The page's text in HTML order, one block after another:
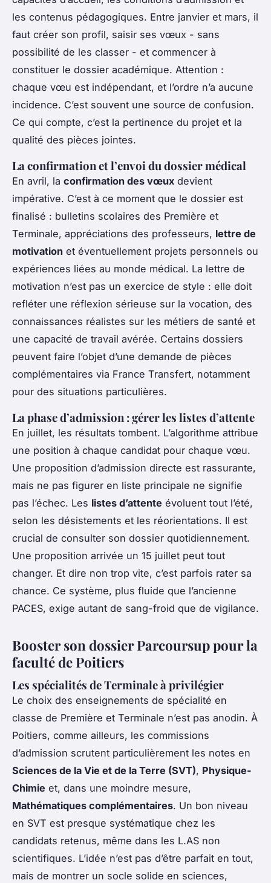
les contenus pédagogiques. Entre janvier et mars, il
faut créer son profil, saisir ses vœux - sans
possibilité de les classer - et commencer à
constituer le dossier académique. Attention :
chaque vœu est indépendant, et l’ordre n’a aucune
incidence. C’est souvent une source de confusion.
Ce qui compte, c’est la pertinence du projet et la
qualité des pièces jointes.
La confirmation et l’envoi du dossier médical
En avril, la confirmation des vœux devient
impérative. C’est à ce moment que le dossier est
finalisé : bulletins scolaires des Première et
Terminale, appréciations des professeurs, lettre de
motivation et éventuellement projets personnels ou
expériences liées au monde médical. La lettre de
motivation n’est pas un exercice de style : elle doit
refléter une réflexion sérieuse sur la vocation, des
connaissances réalistes sur les métiers de santé et
une capacité de travail avérée. Certains dossiers
peuvent faire l’objet d’une demande de pièces
complémentaires via France Transfert, notamment
pour des situations particulières.
La phase d’admission : gérer les listes d’attente
En juillet, les résultats tombent. L’algorithme attribue
une position à chaque candidat pour chaque vœu.
Une proposition d’admission directe est rassurante,
mais ne pas figurer en liste principale ne signifie
pas l’échec. Les listes d’attente évoluent tout l’été,
selon les désistements et les réorientations. Il est
crucial de consulter son dossier quotidiennement.
Une proposition arrivée un 15 juillet peut tout
changer. Et dire non trop vite, c’est parfois rater sa
chance. Ce système, plus fluide que l’ancienne
PACES, exige autant de sang-froid que de vigilance.
Booster son dossier Parcoursup pour la
faculté de Poitiers
Les spécialités de Terminale à privilégier
Le choix des enseignements de spécialité en
classe de Première et Terminale n’est pas anodin. À
Poitiers, comme ailleurs, les commissions
d’admission scrutent particulièrement les notes en
Sciences de la Vie et de la Terre (SVT), Physique-
Chimie et, dans une moindre mesure,
Mathématiques complémentaires. Un bon niveau
en SVT est presque systématique chez les
candidats retenus, même dans les L.AS non
scientifiques. L’idée n’est pas d’être parfait en tout,
mais de montrer un socle solide en sciences,